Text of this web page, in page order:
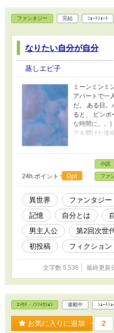
ファンタジー 完結 ｼｮｰﾄｼｮｰﾄ
なりたい自分が自分
蒸しエビ子
ミーンミンミ
アパートで一
だ。 ある日。
ると、 ピンポ
な時間に。。)
アを開けた途
覚えのない女
ったっけな?)
い。 「いや
止するような
ゃダメ?」 瞳
の良心は痛ん
た。 よく見る
とても痛々し
人事とは思え
めに 一時的に
24h.ポイント 0pt
小説
ファ
異世界 ファンタジー
記憶
自分とは
男主人公
第2回次世
初投稿
フィクション
文字数 5,536 最終更新
ｴｯｾｲ・ﾉﾝﾌｨｸｼｮﾝ 連載中 ｼｮｰﾄｼｮ
お気に入りに追加 2